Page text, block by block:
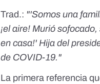
Trad.: "'Somos una
¡el aire! Murió
en casa!' Hija del
de COVID-19."
La primera referencia